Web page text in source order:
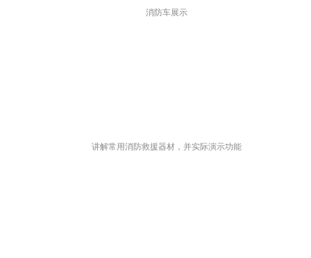
消防车展示
讲解常用消防救援器材，并实际演示功能